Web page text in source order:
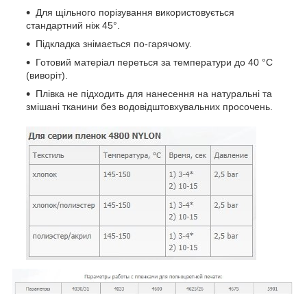
Для щільного порізування використовується
стандартний ніж 45°.
Підкладка знімається по-гарячому.
Готовий матеріал переться за температури до 40 °C
(виворіт).
Плівка не підходить для нанесення на натуральні та
змішані тканини без водовідштовхувальних просочень.